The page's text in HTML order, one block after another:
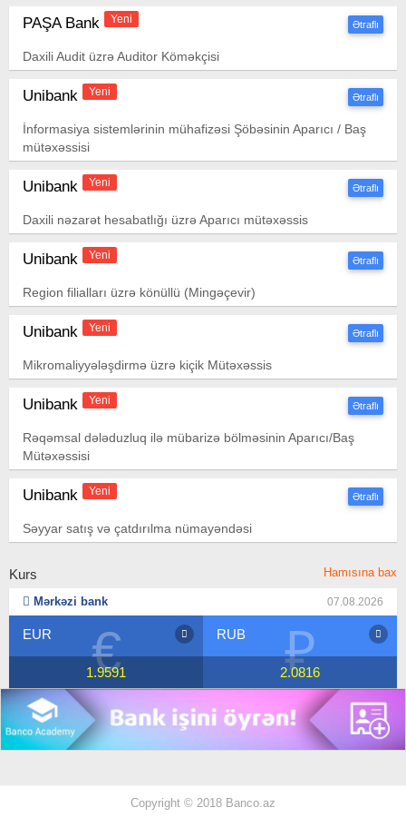
PAŞA Bank Yeni Ətraflı
Daxili Audit üzrə Auditor Köməkçisi
Unibank Yeni Ətraflı
İnformasiya sistemlərinin mühafizəsi Şöbəsinin Aparıcı / Baş
mütəxəssisi
Unibank Yeni Ətraflı
Daxili nəzarət hesabatlığı üzrə Aparıcı mütəxəssis
Unibank Yeni Ətraflı
Region filialları üzrə könüllü (Mingəçevir)
Unibank Yeni Ətraflı
Mikromaliyyələşdirmə üzrə kiçik Mütəxəssis
Unibank Yeni Ətraflı
Rəqəmsal dələduzluq ilə mübarizə bölməsinin Aparıcı/Baş
Mütəxəssisi
Unibank Yeni Ətraflı
Səyyar satış və çatdırılma nümayəndəsi
Kurs Hamısına bax
Mərkəzi bank 07.08.2026
€
EUR
1.9591 ₽
RUB
2.0816
Copyright © 2018 Banco.az